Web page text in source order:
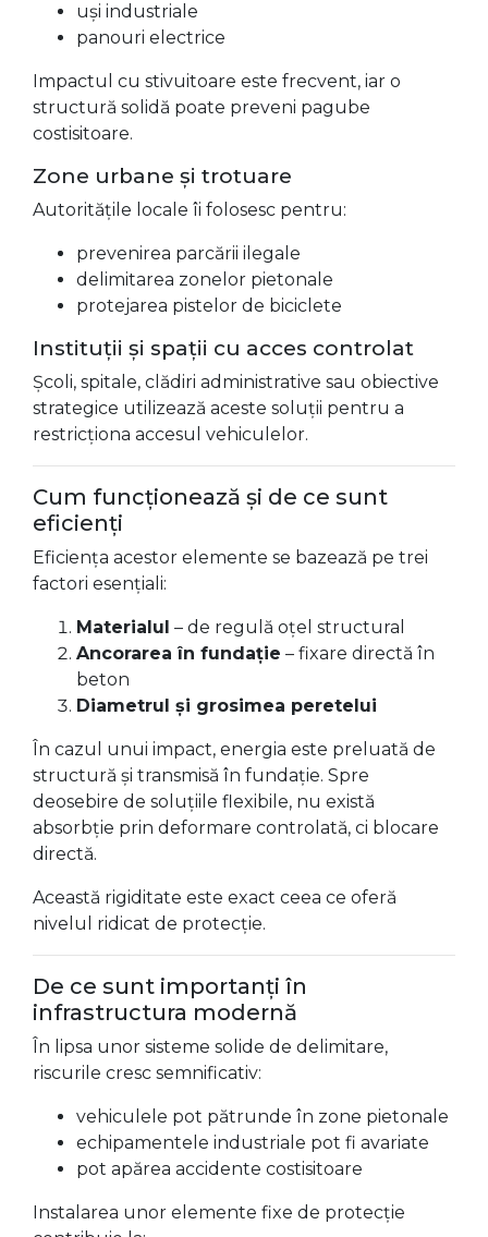
uși industriale
panouri electrice
Impactul cu stivuitoare este frecvent, iar o
structură solidă poate preveni pagube
costisitoare.
Zone urbane și trotuare
Autoritățile locale îi folosesc pentru:
prevenirea parcării ilegale
delimitarea zonelor pietonale
protejarea pistelor de biciclete
Instituții și spații cu acces controlat
Școli, spitale, clădiri administrative sau obiective
strategice utilizează aceste soluții pentru a
restricționa accesul vehiculelor.
Cum funcționează și de ce sunt
eficienți
Eficiența acestor elemente se bazează pe trei
factori esențiali:
Materialul – de regulă oțel structural
Ancorarea în fundație – fixare directă în
beton
Diametrul și grosimea peretelui
În cazul unui impact, energia este preluată de
structură și transmisă în fundație. Spre
deosebire de soluțiile flexibile, nu există
absorbție prin deformare controlată, ci blocare
directă.
Această rigiditate este exact ceea ce oferă
nivelul ridicat de protecție.
De ce sunt importanți în
infrastructura modernă
În lipsa unor sisteme solide de delimitare,
riscurile cresc semnificativ:
vehiculele pot pătrunde în zone pietonale
echipamentele industriale pot fi avariate
pot apărea accidente costisitoare
Instalarea unor elemente fixe de protecție